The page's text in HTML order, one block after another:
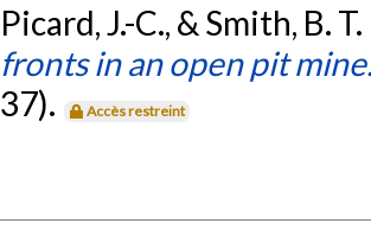
Picard, J.-C., & Smith, B.
fronts in an open pit
37).
Accès restreint